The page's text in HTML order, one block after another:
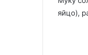
яйцо),